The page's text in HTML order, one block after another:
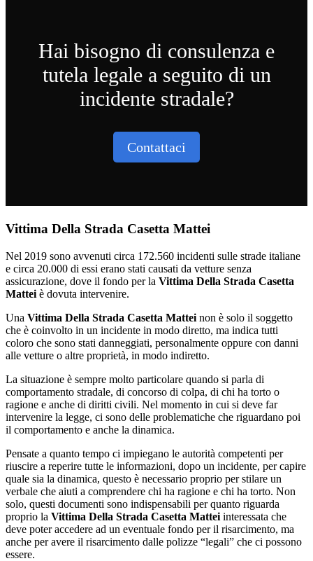
Hai bisogno di consulenza e
tutela legale a seguito di un
incidente stradale?
Contattaci
Vittima Della Strada Casetta Mattei
Nel 2019 sono avvenuti circa 172.560 incidenti sulle strade italiane
e circa 20.000 di essi erano stati causati da vetture senza
assicurazione, dove il fondo per la Vittima Della Strada Casetta
Mattei è dovuta intervenire.
Una Vittima Della Strada Casetta Mattei non è solo il soggetto
che è coinvolto in un incidente in modo diretto, ma indica tutti
coloro che sono stati danneggiati, personalmente oppure con danni
alle vetture o altre proprietà, in modo indiretto.
La situazione è sempre molto particolare quando si parla di
comportamento stradale, di concorso di colpa, di chi ha torto o
ragione e anche di diritti civili. Nel momento in cui si deve far
intervenire la legge, ci sono delle problematiche che riguardano poi
il comportamento e anche la dinamica.
Pensate a quanto tempo ci impiegano le autorità competenti per
riuscire a reperire tutte le informazioni, dopo un incidente, per capire
quale sia la dinamica, questo è necessario proprio per stilare un
verbale che aiuti a comprendere chi ha ragione e chi ha torto. Non
solo, questi documenti sono indispensabili per quanto riguarda
proprio la Vittima Della Strada Casetta Mattei interessata che
deve poter accedere ad un eventuale fondo per il risarcimento, ma
anche per avere il risarcimento dalle polizze “legali” che ci possono
essere.